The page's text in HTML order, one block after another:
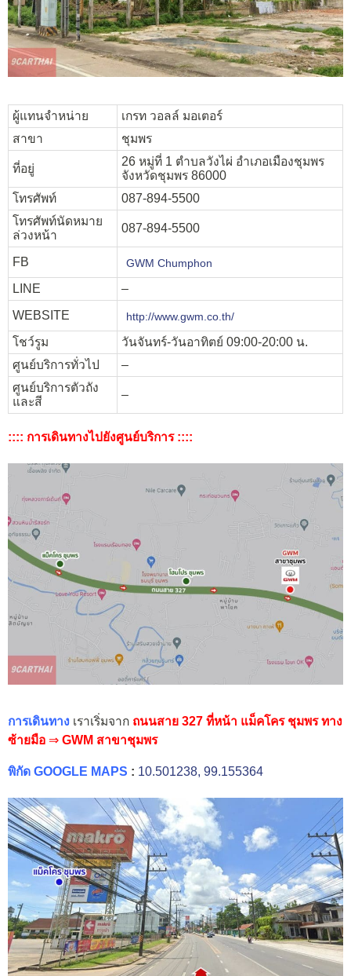
ผู้แทนจำหน่าย
เกรท วอลล์ มอเตอร์
สาขา
ชุมพร
ที่อยู่
26 หมู่ที่ 1 ตำบลวังไผ่ อำเภอเมืองชุมพร
จังหวัดชุมพร 86000
โทรศัพท์
087-894-5500
โทรศัพท์นัดหมาย
ล่วงหน้า
087-894-5500
FB GWM Chumphon
LINE
–
WEBSITE
http://www.gwm.co.th/
โชว์รูม
วันจันทร์-วันอาทิตย์ 09:00-20:00 น.
ศูนย์บริการทั่วไป
–
ศูนย์บริการตัวถัง
และสี
–
:::: การเดินทางไปยังศูนย์บริการ ::::
การเดินทาง เราเริ่มจาก ถนนสาย 327 ที่หน้า แม็คโคร ชุมพรทาง
ซ้ายมือ ⇒ GWM สาขาชุมพร
พิกัด GOOGLE MAPS : 10.501238, 99.155364